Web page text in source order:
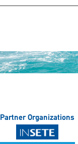
Partner Organizations